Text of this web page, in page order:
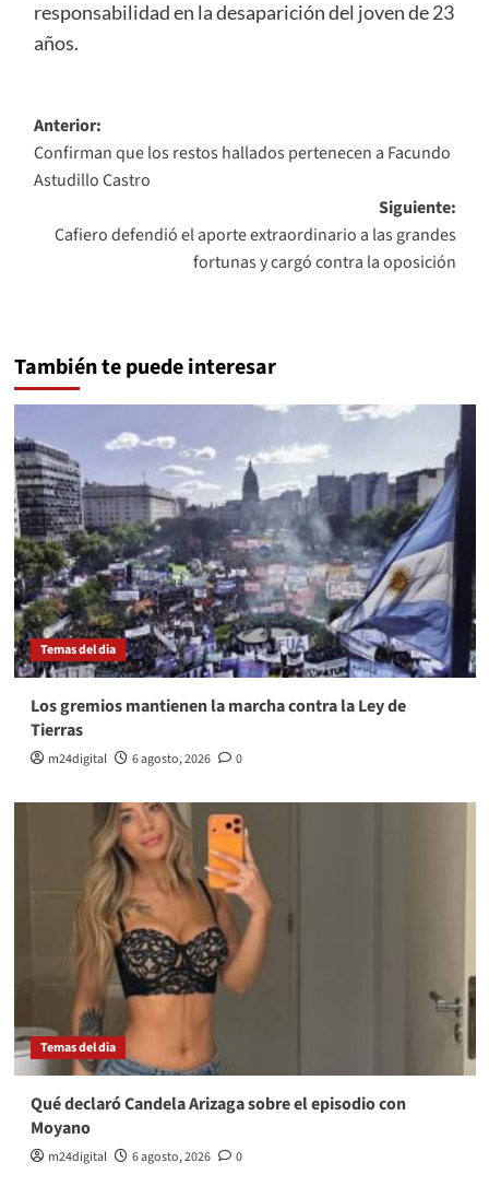
responsabilidad en la desaparición del joven de 23
años.
Navegación
de
entradas
Anterior:
Confirman que los restos hallados pertenecen a Facundo
Astudillo Castro
Siguiente:
Cafiero defendió el aporte extraordinario a las grandes
fortunas y cargó contra la oposición
También te puede interesar
Temas del dia
Los gremios mantienen la marcha contra la Ley de
Tierras
m24digital 6 agosto, 2026 0
Temas del dia
Qué declaró Candela Arizaga sobre el episodio con
Moyano
m24digital 6 agosto, 2026 0